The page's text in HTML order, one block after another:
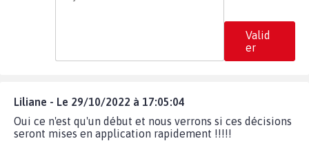
Valid
er
Liliane - Le 29/10/2022 à 17:05:04
Oui ce n'est qu'un début et nous verrons si ces décisions
seront mises en application rapidement !!!!!